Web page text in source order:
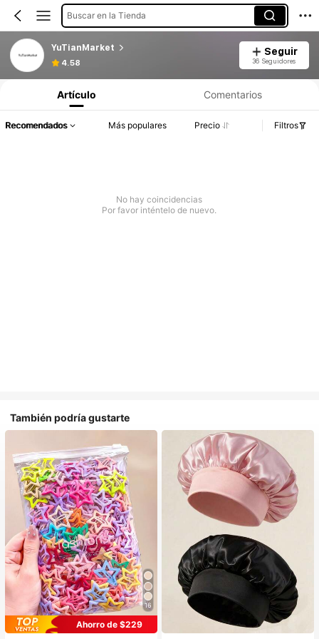
Buscar en la Tienda
YuTianMarket
4.58
Seguir
36 Seguidores
Artículo Comentarios
Recomendados Más populares Precio Filtros
No hay coincidencias
Por favor inténtelo de nuevo.
También podría gustarte
16
Ahorro de $229
#1 Más vendidos
en Multicolor Gorros para el pelo para mujer
Establecido hace 1 año